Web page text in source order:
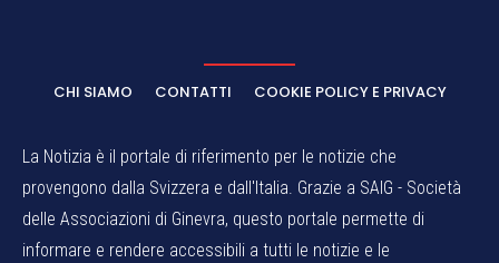
CHI SIAMO CONTATTI COOKIE POLICY E PRIVACY
La Notizia è il portale di riferimento per le notizie che
provengono dalla Svizzera e dall'Italia. Grazie a SAIG - Società
delle Associazioni di Ginevra, questo portale permette di
informare e rendere accessibili a tutti le notizie e le